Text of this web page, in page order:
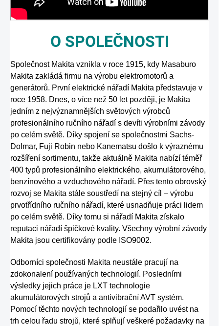
O SPOLEČNOSTI
Společnost Makita vznikla v roce 1915, kdy Masaburo
Makita zakládá firmu na výrobu elektromotorů a
generátorů. První elektrické nářadí Makita představuje v
roce 1958. Dnes, o více než 50 let později, je Makita
jedním z nejvýznamnějších světových výrobců
profesionálního ručního nářadí s devíti výrobními závody
po celém světě. Díky spojení se společnostmi Sachs-
Dolmar, Fuji Robin nebo Kanematsu došlo k výraznému
rozšíření sortimentu, takže aktuálně Makita nabízí téměř
400 typů profesionálního elektrického, akumulátorového,
benzínového a vzduchového nářadí. Přes tento obrovský
rozvoj se Makita stále soustředí na stejný cíl – výrobu
prvotřídního ručního nářadí, které usnadňuje práci lidem
po celém světě. Díky tomu si nářadí Makita získalo
reputaci nářadí špičkové kvality. Všechny výrobní závody
Makita jsou certifikovány podle ISO9002.
Odborníci společnosti Makita neustále pracují na
zdokonalení používaných technologií. Posledními
výsledky jejich práce je LXT technologie
akumulátorových strojů a antivibrační AVT systém.
Pomocí těchto nových technologií se podařilo uvést na
trh celou řadu strojů, které splňují veškeré požadavky na